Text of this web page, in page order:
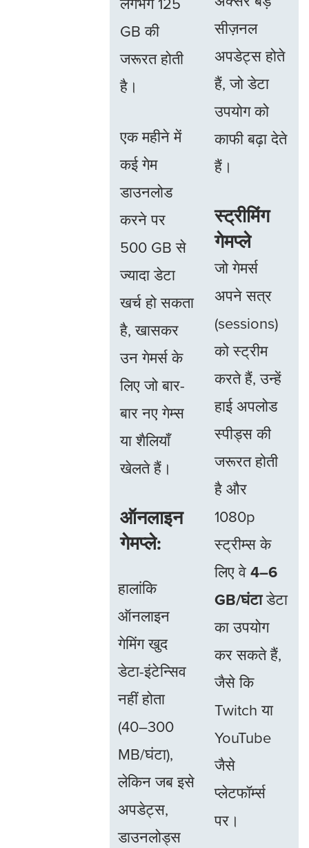
GB की
जरूरत होती
है।
एक महीने में
कई गेम
डाउनलोड
करने पर
500 GB से
ज्यादा डेटा
खर्च हो सकता
है, खासकर
उन गेमर्स के
लिए जो बार-
बार नए गेम्स
या शैलियाँ
खेलते हैं।
ऑनलाइन
गेमप्ले:
हालांकि
ऑनलाइन
गेमिंग खुद
डेटा-इंटेन्सिव
नहीं होता
(40–300
MB/घंटा),
लेकिन जब इसे
अपडेट्स,
डाउनलोड्स
सीज़नल
अपडेट्स होते
हैं, जो डेटा
उपयोग को
काफी बढ़ा देते
हैं।
स्ट्रीमिंग
गेमप्ले
जो गेमर्स
अपने सत्र
(sessions)
को स्ट्रीम
करते हैं, उन्हें
हाई अपलोड
स्पीड्स की
जरूरत होती
है और
1080p
स्ट्रीम्स के
लिए वे4–6
GB/घंटाडेटा
का उपयोग
कर सकते हैं,
जैसे कि
Twitch या
YouTube
जैसे
प्लेटफॉर्म्स
पर।